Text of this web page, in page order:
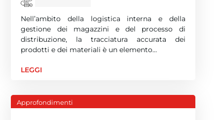
Nell’ambito della logistica interna e della
gestione dei magazzini e del processo di
distribuzione, la tracciatura accurata dei
prodotti e dei materiali è un elemento…
LEGGI
Approfondimenti